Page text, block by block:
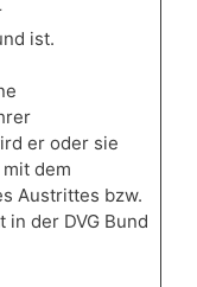
ist.
er oder sie
dem
Austrittes bzw.
der DVG Bund